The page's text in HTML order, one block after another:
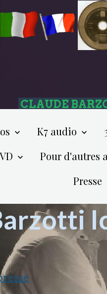
CLAUDE
K7 audio
Pour d'autres
Presse